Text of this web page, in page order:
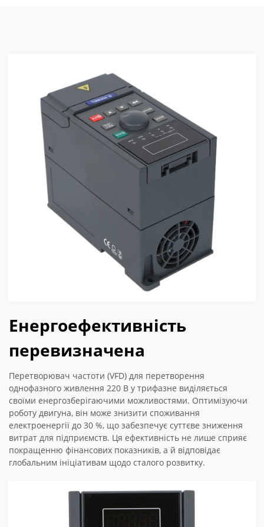
Енергоефективність
перевизначена
Перетворювач частоти (VFD) для перетворення
однофазного живлення 220 В у трифазне виділяється
своїми енергозберігаючими можливостями. Оптимізуючи
роботу двигуна, він може знизити споживання
електроенергії до 30 %, що забезпечує суттєве зниження
витрат для підприємств. Ця ефективність не лише сприяє
покращенню фінансових показників, а й відповідає
глобальним ініціативам щодо сталого розвитку.